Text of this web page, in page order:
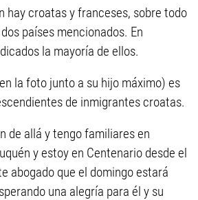
hay croatas y franceses, sobre todo
países mencionados. En
la mayoría de ellos.
la foto junto a su hijo máximo) es
de inmigrantes croatas.
de allá y tengo familiares en
y estoy en Centenario desde el
abogado que el domingo estará
una alegría para él y su